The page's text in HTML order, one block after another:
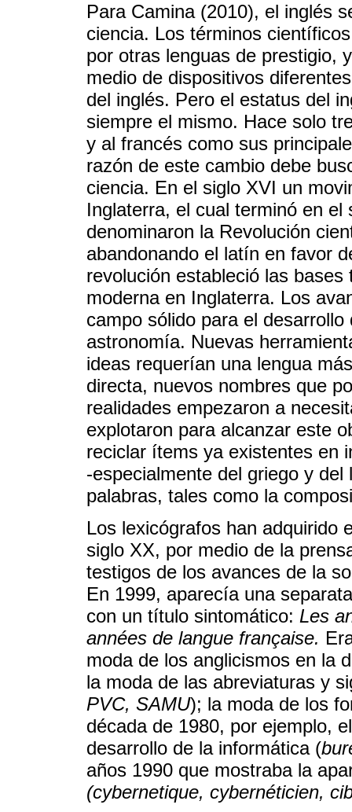
Para Camina (2010), el inglés
ciencia. Los términos
por otras lenguas de prestigio,
medio de dispositivos
del inglés. Pero el estatus del
siempre el mismo. Hace solo
y al francés como sus
razón de este cambio debe
ciencia. En el siglo XVI un
Inglaterra, el cual terminó en
denominaron la Revolución
abandonando el latín en favor
revolución estableció las
moderna en Inglaterra. Los
campo sólido para el
astronomía. Nuevas
ideas requerían una lengua
directa, nuevos nombres que
realidades empezaron a
explotaron para alcanzar este
reciclar ítems ya existentes en
-especialmente del griego y
palabras, tales como la
Los lexicógrafos han adquirido
siglo XX, por medio de la
testigos de los avances de la
En 1999, aparecía una
con un título sintomático: Les
années de langue française.
moda de los anglicismos en la
la moda de las abreviaturas y
PVC, SAMU); la moda de los
década de 1980, por ejemplo,
desarrollo de la informática (
años 1990 que mostraba la
(cybernetique, cybernéticien,